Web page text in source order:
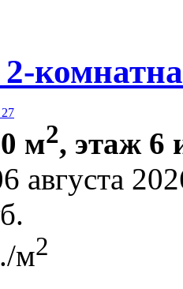
м2, этаж 6
августа
м2